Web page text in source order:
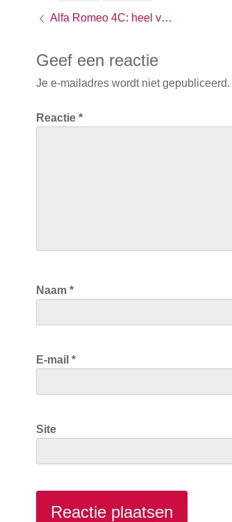
Alfa Romeo 4C: heel veel foto’s en de vanafprijs
Geef een reactie
Je e-mailadres wordt niet gepubliceerd.
Reactie *
Naam *
E-mail *
Site